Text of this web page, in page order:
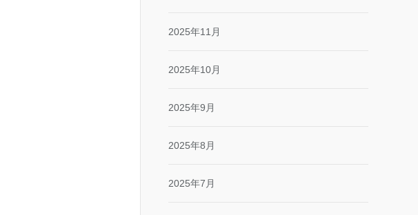
2025年11月
2025年10月
2025年9月
2025年8月
2025年7月